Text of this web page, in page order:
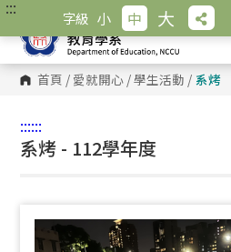
跳
主
內
容
::: 字級 小 中 大
首頁 / 愛就開心 /學生活動 / 系烤
::::::
系烤 - 112學年度